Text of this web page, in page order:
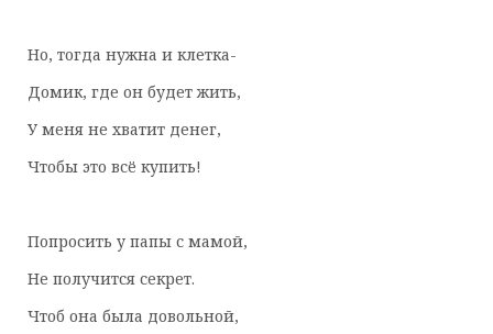
Но, тогда нужна и клетка-
Домик, где он будет жить,
У меня не хватит денег,
Чтобы это всё купить!
Попросить у папы с мамой,
Не получится секрет.
Чтоб она была довольной,